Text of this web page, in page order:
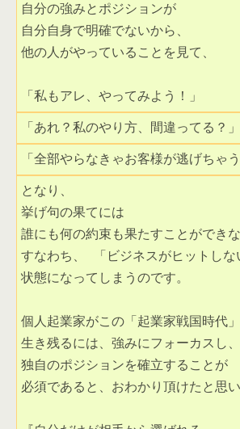
自分の強みとポジションが
自分自身で明確でないから、
他の人がやっていることを見て、
「私もアレ、やってみよう！」
「あれ？私のやり方、間違ってる？
「全部やらなきゃお客様が逃げちゃ
となり、
挙げ句の果てには
誰にも何の約束も果たすことができ
すなわち、 「ビジネスがヒットしな
状態になってしまうのです。
個人起業家がこの「起業家戦国時代
生き残るには、強みにフォーカスし、
独自のポジションを確立することが
必須であると、おわかり頂けたと思